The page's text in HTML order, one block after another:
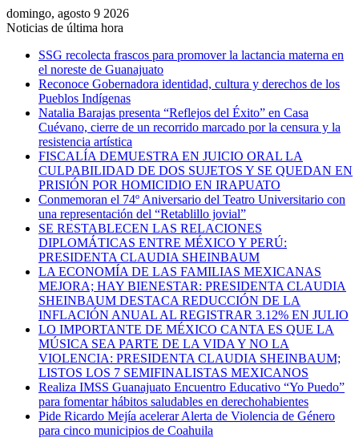
domingo, agosto 9 2026
Noticias de última hora
SSG recolecta frascos para promover la lactancia materna en
el noreste de Guanajuato
Reconoce Gobernadora identidad, cultura y derechos de los
Pueblos Indígenas
Natalia Barajas presenta “Reflejos del Éxito” en Casa
Cuévano, cierre de un recorrido marcado por la censura y la
resistencia artística
FISCALÍA DEMUESTRA EN JUICIO ORAL LA
CULPABILIDAD DE DOS SUJETOS Y SE QUEDAN EN
PRISIÓN POR HOMICIDIO EN IRAPUATO
Conmemoran el 74º Aniversario del Teatro Universitario con
una representación del “Retablillo jovial”
SE RESTABLECEN LAS RELACIONES
DIPLOMÁTICAS ENTRE MÉXICO Y PERÚ:
PRESIDENTA CLAUDIA SHEINBAUM
LA ECONOMÍA DE LAS FAMILIAS MEXICANAS
MEJORA; HAY BIENESTAR: PRESIDENTA CLAUDIA
SHEINBAUM DESTACA REDUCCIÓN DE LA
INFLACIÓN ANUAL AL REGISTRAR 3.12% EN JULIO
LO IMPORTANTE DE MÉXICO CANTA ES QUE LA
MÚSICA SEA PARTE DE LA VIDA Y NO LA
VIOLENCIA: PRESIDENTA CLAUDIA SHEINBAUM;
LISTOS LOS 7 SEMIFINALISTAS MEXICANOS
Realiza IMSS Guanajuato Encuentro Educativo “Yo Puedo”
para fomentar hábitos saludables en derechohabientes
Pide Ricardo Mejía acelerar Alerta de Violencia de Género
para cinco municipios de Coahuila